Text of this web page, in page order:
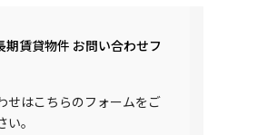
期賃貸物件 お問い合わせフ
せはこちらのフォームをご
。